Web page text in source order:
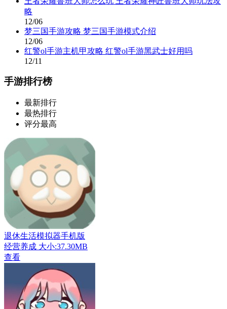
略
12/06
梦三国手游攻略 梦三国手游模式介绍
12/06
红警ol手游主机甲攻略 红警ol手游黑武士好用吗
12/11
手游排行榜
最新排行
最热排行
评分最高
退休生活模拟器手机版
经营养成 大小:37.30MB
查看